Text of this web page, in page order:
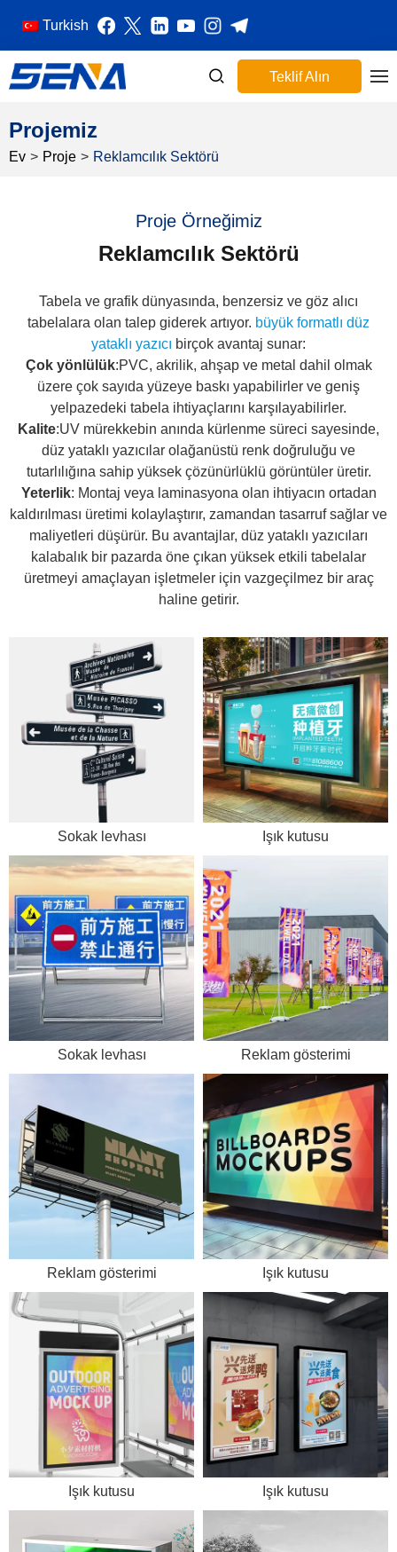
Turkish
Teklif Alın
Projemiz
Ev > Proje > Reklamcılık Sektörü
Proje Örneğimiz
Reklamcılık Sektörü
Tabela ve grafik dünyasında, benzersiz ve göz alıcı
tabelalara olan talep giderek artıyor. büyük formatlı düz
yataklı yazıcı birçok avantaj sunar:
Çok yönlülük:PVC, akrilik, ahşap ve metal dahil olmak
üzere çok sayıda yüzeye baskı yapabilirler ve geniş
yelpazedeki tabela ihtiyaçlarını karşılayabilirler.
Kalite:UV mürekkebin anında kürlenme süreci sayesinde,
düz yataklı yazıcılar olağanüstü renk doğruluğu ve
tutarlılığına sahip yüksek çözünürlüklü görüntüler üretir.
Yeterlik: Montaj veya laminasyona olan ihtiyacın ortadan
kaldırılması üretimi kolaylaştırır, zamandan tasarruf sağlar ve
maliyetleri düşürür. Bu avantajlar, düz yataklı yazıcıları
kalabalık bir pazarda öne çıkan yüksek etkili tabelalar
üretmeyi amaçlayan işletmeler için vazgeçilmez bir araç
haline getirir.
Sokak levhası Işık kutusu
Sokak levhası Reklam gösterimi
Reklam gösterimi Işık kutusu
Işık kutusu Işık kutusu